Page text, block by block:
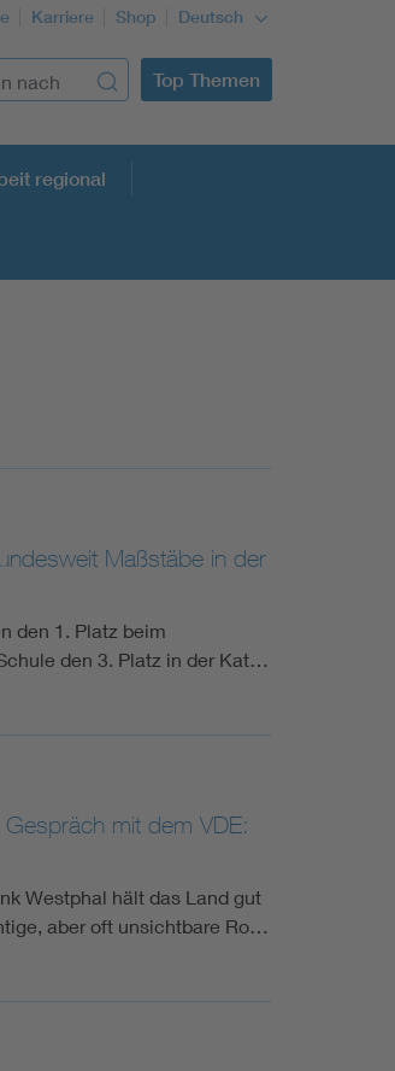
Karriere Shop Deutsch
Top Themen
regional
Maßstäbe in der
den 1. Platz beim
den 3. Platz in der Kat…
mit dem VDE:
Westphal hält das Land gut
aber oft unsichtbare Ro…